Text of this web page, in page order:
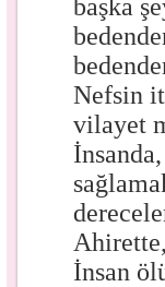
başka
Nefsin
vilayet
İnsan